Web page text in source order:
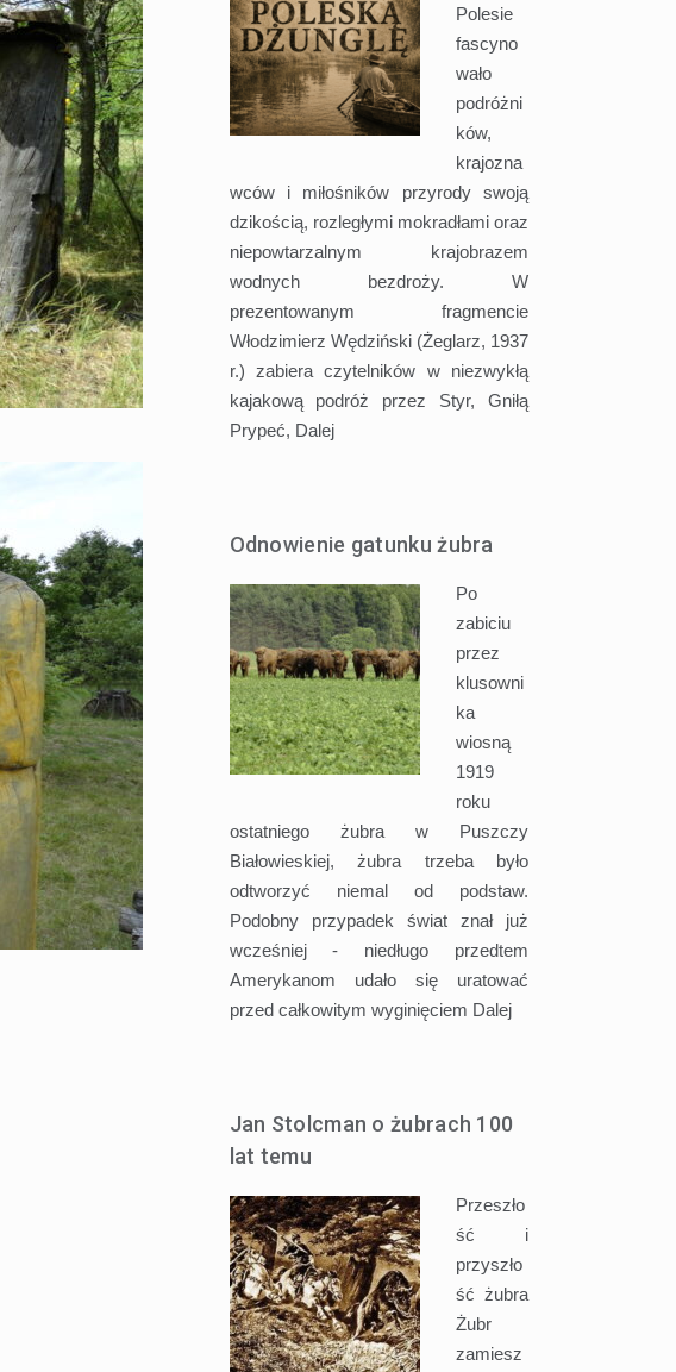
Polesie
fascyno
wało
podróżni
ków,
krajozna
wców i miłośników przyrody swoją
dzikością, rozległymi mokradłami oraz
niepowtarzalnym krajobrazem
wodnych bezdroży. W
prezentowanym fragmencie
Włodzimierz Wędziński (Żeglarz, 1937
r.) zabiera czytelników w niezwykłą
kajakową podróż przez Styr, Gniłą
Prypeć, Dalej
Odnowienie gatunku żubra
Po
zabiciu
przez
klusowni
ka
wiosną
1919
roku
ostatniego żubra w Puszczy
Białowieskiej, żubra trzeba było
odtworzyć niemal od podstaw.
Podobny przypadek świat znał już
wcześniej - niedługo przedtem
Amerykanom udało się uratować
przed całkowitym wyginięciem Dalej
Jan Stolcman o żubrach 100
lat temu
Przeszło
ść i
przyszło
ść żubra
Żubr
zamiesz